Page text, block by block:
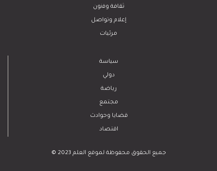
ﺛﻘﺎﻓﺔ وﻓﻧون
إعلام وتواصل
مرئيات
سياسة
دولي
رياضة
مجتمع
قضايا وحوادث
اقتصاد
© 2023 جميع الحقوق محفوظة لموقع العلم